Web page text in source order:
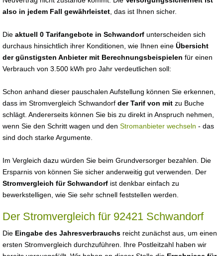
also in jedem Fall gewährleistet , das ist Ihnen sicher.
Die aktuell 0 Tarifangebote in Schwandorf unterscheiden sich
durchaus hinsichtlich ihrer Konditionen, wie Ihnen eine Übersicht
der günstigsten Anbieter mit Berechnungsbeispielen für einen
Verbrauch von 3.500 kWh pro Jahr verdeutlichen soll:
Schon anhand dieser pauschalen Aufstellung können Sie erkennen,
dass im Stromvergleich Schwandorf der Tarif von mit zu Buche
schlägt. Andererseits können Sie bis zu direkt in Anspruch nehmen,
wenn Sie den Schritt wagen und den Stromanbieter wechseln - das
sind doch starke Argumente.
Im Vergleich dazu würden Sie beim Grundversorger bezahlen. Die
Ersparnis von können Sie sicher anderweitig gut verwenden. Der
Stromvergleich für Schwandorf ist denkbar einfach zu
bewerkstelligen, wie Sie sehr schnell feststellen werden.
Der Stromvergleich für 92421 Schwandorf
Die Eingabe des Jahresverbrauchs reicht zunächst aus, um einen
ersten Stromvergleich durchzuführen. Ihre Postleitzahl haben wir